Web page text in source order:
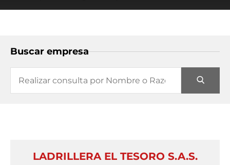
Buscar empresa
LADRILLERA EL TESORO S.A.S.